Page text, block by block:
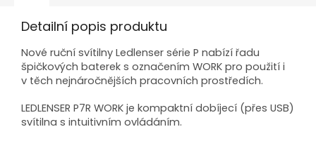
Detailní popis produktu
Nové ruční svítilny Ledlenser série P nabízí řadu
špičkových baterek s označením WORK pro použití i
v těch nejnáročnějších pracovních prostředích.
LEDLENSER P7R WORK je kompaktní dobíjecí (přes USB)
svítilna s intuitivním ovládáním.